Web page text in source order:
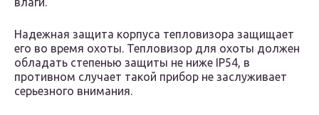
Надежная защита корпуса тепловизора защищает
его во время охоты. Тепловизор для охоты должен
обладать степенью защиты не ниже IP54, в
противном случает такой прибор не заслуживает
серьезного внимания.